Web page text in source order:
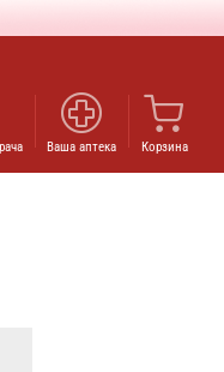
Ваша аптека Корзина